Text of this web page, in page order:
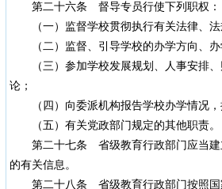
第二十六条 督导专员行使下列职权：
（一）监督学校贯彻执行有关法律、法
（二）监督、引导学校的办学方向、办
（三）参加学校发展规划、人事安排、
论；
（四）向委派机构报告学校办学情况，
（五）有关党政部门规定的其他职责。
第二十七条 省级教育行政部门应当建
的有关信息。
第二十八条 省级教育行政部门按照国